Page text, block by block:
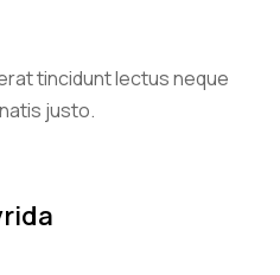
tincidunt lectus neque
justo.